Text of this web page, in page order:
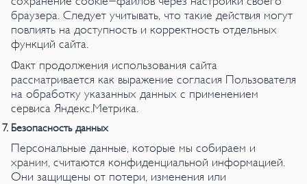
браузера. Следует учитывать, что такие действия могут
повлиять на доступность и корректность отдельных
функций сайта.
Факт продолжения использования сайта
рассматривается как выражение согласия Пользователя
на обработку указанных данных с применением
сервиса Яндекс.Метрика.
Безопасность данных
Персональные данные, которые мы собираем и
храним, считаются конфиденциальной информацией.
Они защищены от потери, изменения или